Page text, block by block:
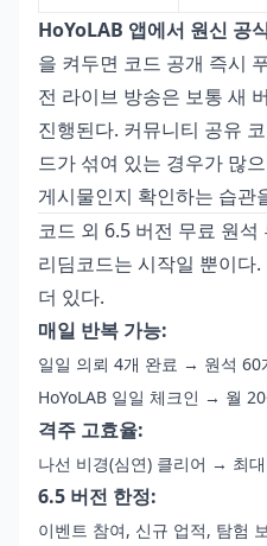
HoYoLAB 앱에서 원신 공
을 켜두면 코드 공개 즉시
전 라이브 방송은 보통 새
진행된다. 커뮤니티 공유
드가 섞여 있는 경우가 많
게시물인지 확인하는 습관
코드 외 6.5 버전 무료 원석
리딤코드는 시작일 뿐이다
더 있다.
매일 반복 가능:
일일 의뢰 4개 완료 → 원석 60
HoYoLAB 일일 체크인 → 월
격주 고효율:
나선 비경(심연) 클리어 → 최
6.5 버전 한정:
이벤트 참여, 신규 업적, 탐험